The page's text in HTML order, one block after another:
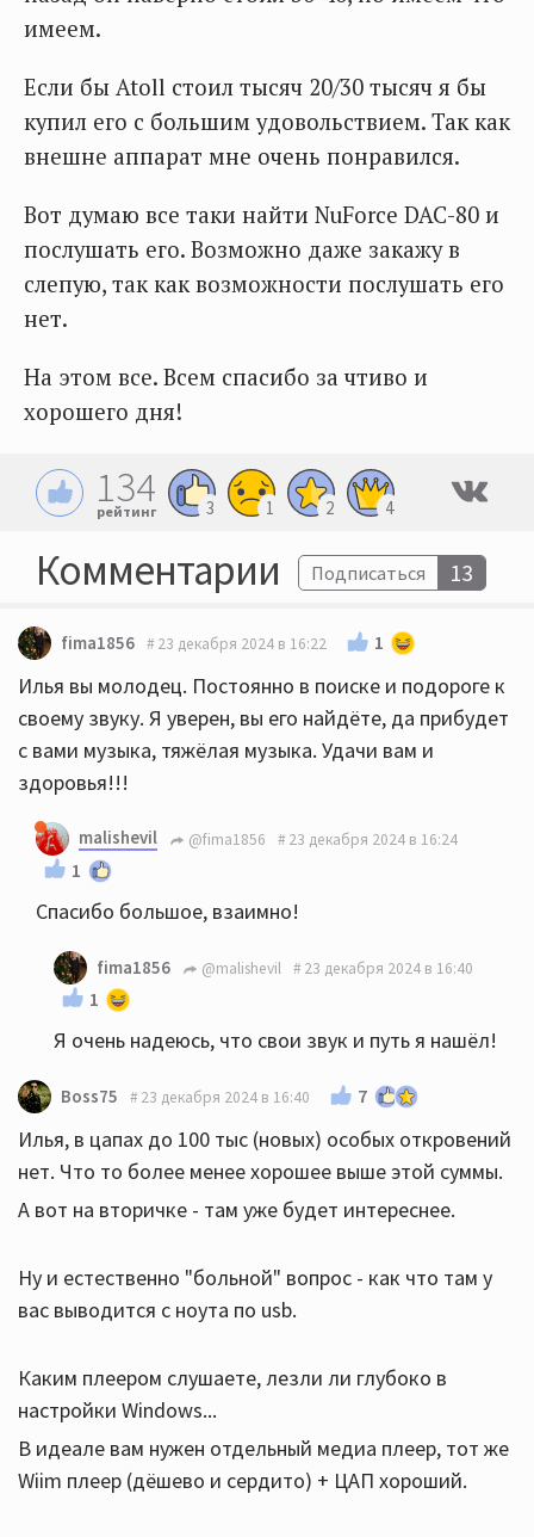
имеем.
Если бы Atoll стоил тысяч 20/30 тысяч я бы
купил его с большим удовольствием. Так как
внешне аппарат мне очень понравился.
Вот думаю все таки найти NuForce DAC-80 и
послушать его. Возможно даже закажу в
слепую, так как возможности послушать его
нет.
На этом все. Всем спасибо за чтиво и
хорошего дня!
134
рейтинг 3 1 2 4
Комментарии Подписаться 13
fima1856 23 декабря 2024 в 16:22 1
Илья вы молодец. Постоянно в поиске и подороге к
своему звуку. Я уверен, вы его найдёте, да прибудет
с вами музыка, тяжёлая музыка. Удачи вам и
здоровья!!!
malishevil @fima1856 23 декабря 2024 в 16:24
1
Спасибо большое, взаимно!
fima1856 @malishevil 23 декабря 2024 в 16:40
1
Я очень надеюсь, что свои звук и путь я нашёл!
Boss75 23 декабря 2024 в 16:40 7
Илья, в цапах до 100 тыс (новых) особых откровений
нет. Что то более менее хорошее выше этой суммы.
А вот на вторичке - там уже будет интереснее.
Ну и естественно "больной" вопрос - как что там у
вас выводится с ноута по usb.
Каким плеером слушаете, лезли ли глубоко в
настройки Windows...
В идеале вам нужен отдельный медиа плеер, тот же
Wiim плеер (дёшево и сердито) + ЦАП хороший.